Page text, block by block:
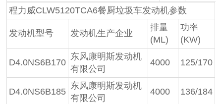
程力威CLW5120TCA6餐厨垃圾车发动机参数
发动机型号 发动机生产企业
排量
(ML)
功率
(KW)
D4.0NS6B170
东风康明斯发动机
有限公司
4000 125/170
D4.0NS6B185
东风康明斯发动机
有限公司
4000 136/184